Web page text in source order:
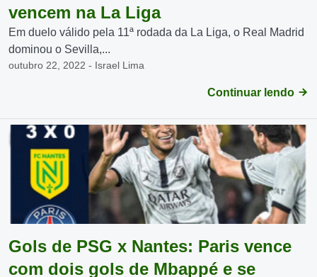
vencem na La Liga
Em duelo válido pela 11ª rodada da La Liga, o Real Madrid
dominou o Sevilla,...
outubro 22, 2022 - Israel Lima
Continuar lendo
Gols de PSG x Nantes: Paris vence
com dois gols de Mbappé e se